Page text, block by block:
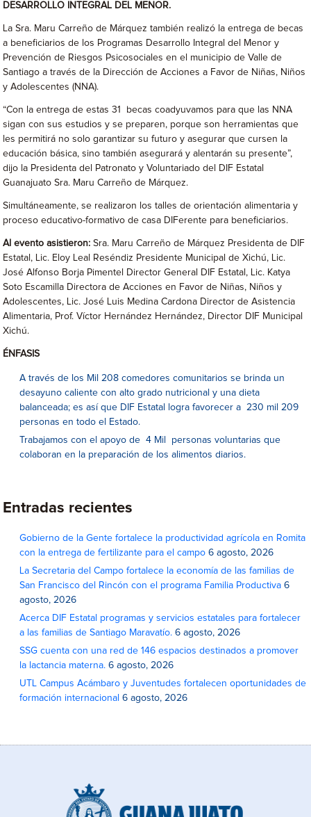
DESARROLLO INTEGRAL DEL MENOR.
La Sra. Maru Carreño de Márquez también realizó la entrega de becas
a beneficiarios de los Programas Desarrollo Integral del Menor y
Prevención de Riesgos Psicosociales en el municipio de Valle de
Santiago a través de la Dirección de Acciones a Favor de Niñas, Niños
y Adolescentes (NNA).
“Con la entrega de estas 31 becas coadyuvamos para que las NNA
sigan con sus estudios y se preparen, porque son herramientas que
les permitirá no solo garantizar su futuro y asegurar que cursen la
educación básica, sino también asegurará y alentarán su presente”,
dijo la Presidenta del Patronato y Voluntariado del DIF Estatal
Guanajuato Sra. Maru Carreño de Márquez.
Simultáneamente, se realizaron los talles de orientación alimentaria y
proceso educativo-formativo de casa DIFerente para beneficiarios.
Al evento asistieron: Sra. Maru Carreño de Márquez Presidenta de DIF
Estatal, Lic. Eloy Leal Reséndiz Presidente Municipal de Xichú, Lic.
José Alfonso Borja Pimentel Director General DIF Estatal, Lic. Katya
Soto Escamilla Directora de Acciones en Favor de Niñas, Niños y
Adolescentes, Lic. José Luis Medina Cardona Director de Asistencia
Alimentaria, Prof. Víctor Hernández Hernández, Director DIF Municipal
Xichú.
ÉNFASIS
A través de los Mil 208 comedores comunitarios se brinda un
desayuno caliente con alto grado nutricional y una dieta
balanceada; es así que DIF Estatal logra favorecer a 230 mil 209
personas en todo el Estado.
Trabajamos con el apoyo de 4 Mil personas voluntarias que
colaboran en la preparación de los alimentos diarios.
Entradas recientes
Gobierno de la Gente fortalece la productividad agrícola en Romita
con la entrega de fertilizante para el campo 6 agosto, 2026
La Secretaria del Campo fortalece la economía de las familias de
San Francisco del Rincón con el programa Familia Productiva 6
agosto, 2026
Acerca DIF Estatal programas y servicios estatales para fortalecer
a las familias de Santiago Maravatío. 6 agosto, 2026
SSG cuenta con una red de 146 espacios destinados a promover
la lactancia materna. 6 agosto, 2026
UTL Campus Acámbaro y Juventudes fortalecen oportunidades de
formación internacional 6 agosto, 2026